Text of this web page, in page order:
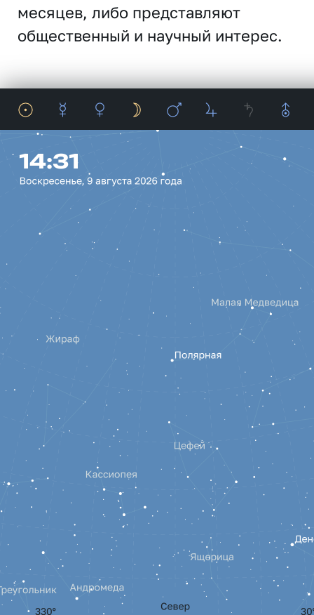
месяцев, либо представляют
общественный и научный интерес.